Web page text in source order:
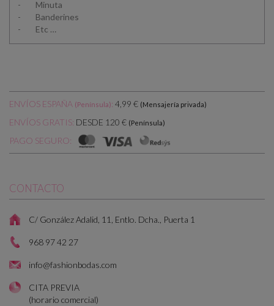
- Minuta
- Banderines
- Etc …
ENVÍOS ESPAÑA (Península): 4,99 € (Mensajería privada)
ENVÍOS GRATIS: DESDE 120 € (Península)
PAGO SEGURO:
CONTACTO
C/ González Adalid, 11, Entlo. Dcha., Puerta 1
968 97 42 27
info@fashionbodas.com
CITA PREVIA
(horario comercial)